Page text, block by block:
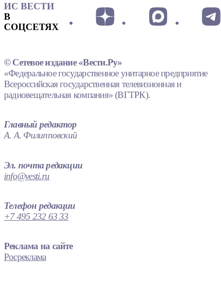
ИС ВЕСТИ
В
СОЦСЕТЯХ
© Сетевое издание «Вести.Ру»
«Федеральное государственное унитарное предприятие
Всероссийская государственная телевизионная и
радиовещательная компания» (ВГТРК).
Главный редактор
А. А. Филипповский
Эл. почта редакции
info@vesti.ru
Телефон редакции
+7 495 232 63 33
Реклама на сайте
Росреклама